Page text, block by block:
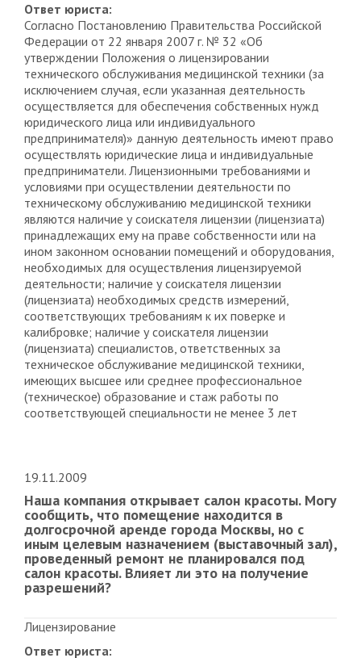
Ответ юриста:
Согласно Постановлению Правительства Российской
Федерации от 22 января 2007 г. № 32 «Об
утверждении Положения о лицензировании
технического обслуживания медицинской техники (за
исключением случая, если указанная деятельность
осуществляется для обеспечения собственных нужд
юридического лица или индивидуального
предпринимателя)» данную деятельность имеют право
осуществлять юридические лица и индивидуальные
предприниматели. Лицензионными требованиями и
условиями при осуществлении деятельности по
техническому обслуживанию медицинской техники
являются наличие у соискателя лицензии (лицензиата)
принадлежащих ему на праве собственности или на
ином законном основании помещений и оборудования,
необходимых для осуществления лицензируемой
деятельности; наличие у соискателя лицензии
(лицензиата) необходимых средств измерений,
соответствующих требованиям к их поверке и
калибровке; наличие у соискателя лицензии
(лицензиата) специалистов, ответственных за
техническое обслуживание медицинской техники,
имеющих высшее или среднее профессиональное
(техническое) образование и стаж работы по
соответствующей специальности не менее 3 лет
19.11.2009
Наша компания открывает салон красоты. Могу
сообщить, что помещение находится в
долгосрочной аренде города Москвы, но с
иным целевым назначением (выставочный зал),
проведенный ремонт не планировался под
салон красоты. Влияет ли это на получение
разрешений?
Лицензирование
Ответ юриста: